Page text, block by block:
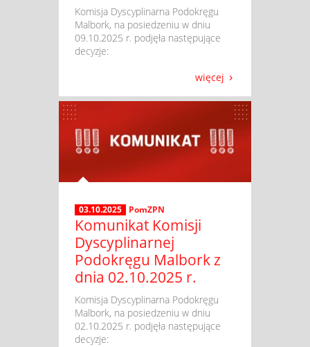
​ Komisja Dyscyplinarna Podokręgu
Malbork, na posiedzeniu w dniu
09.10.2025 r. podjęła następujące
decyzje:
więcej
03.10.2025 PomZPN
Komunikat Komisji
Dyscyplinarnej
Podokręgu Malbork z
dnia 02.10.2025 r.
​ Komisja Dyscyplinarna Podokręgu
Malbork, na posiedzeniu w dniu
02.10.2025 r. podjęła następujące
decyzje: